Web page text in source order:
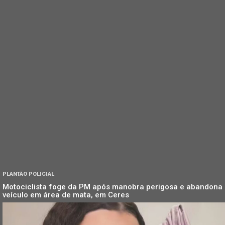
PLANTÃO POLICIAL
Motociclista foge da PM após manobra perigosa e abandona
veículo em área de mata, em Ceres